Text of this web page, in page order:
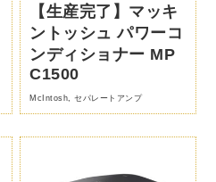
【生産完了】マッキ
ントッシュ パワーコ
ンディショナー MP
C1500
McIntosh,セパレートアンプ